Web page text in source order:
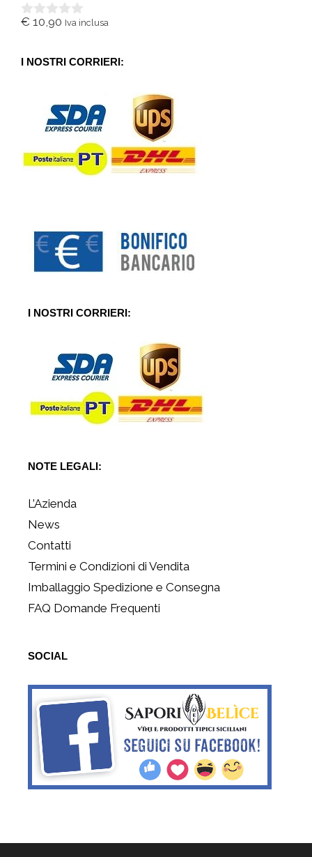
0
5
€ 10,90 Iva inclusa
I NOSTRI CORRIERI:
I NOSTRI CORRIERI:
NOTE LEGALI:
L’Azienda
News
Contatti
Termini e Condizioni di Vendita
Imballaggio Spedizione e Consegna
FAQ Domande Frequenti
SOCIAL